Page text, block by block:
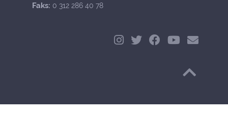
Faks: 0 312 286 40 78